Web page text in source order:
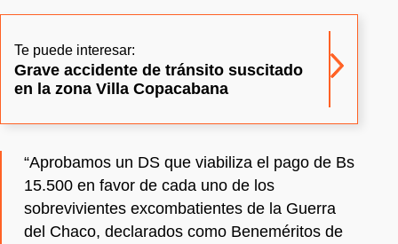
Te puede interesar:
Grave accidente de tránsito suscitado
en la zona Villa Copacabana
“Aprobamos un DS que viabiliza el pago de Bs
15.500 en favor de cada uno de los
sobrevivientes excombatientes de la Guerra
del Chaco, declarados como Beneméritos de